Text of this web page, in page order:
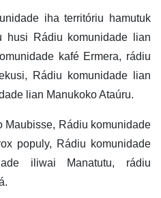
iha territóriu hamutuk
husi Rádiu komunidade lian
kafé Ermera, rádiu
Rádiu komunidade lian
lian Manukoko Ataúru.
Maubisse, Rádiu komunidade
populy, Rádiu komunidade
iliwai Manatutu, rádiu